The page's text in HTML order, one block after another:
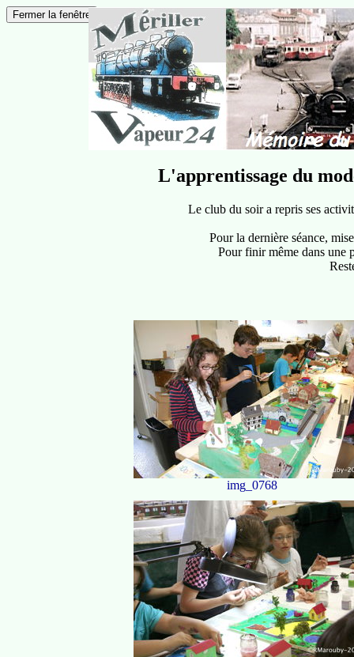
L'apprentissage du
Le club du soir a repris ses
Pour la dernière séance,
Pour finir même dans une
img_0768